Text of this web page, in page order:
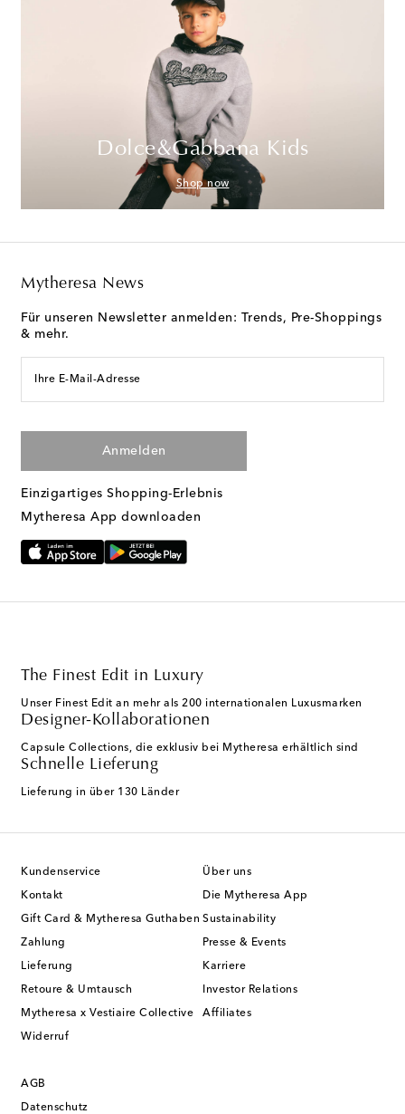
Dolce&Gabbana Kids
Shop now
Mytheresa News
Für unseren Newsletter anmelden: Trends, Pre-Shoppings
& mehr.
Ihre E-Mail-Adresse
Anmelden
Einzigartiges Shopping-Erlebnis
Mytheresa App downloaden
The Finest Edit in Luxury
Unser Finest Edit an mehr als 200 internationalen Luxusmarken
Designer-Kollaborationen
Capsule Collections, die exklusiv bei Mytheresa erhältlich sind
Schnelle Lieferung
Lieferung in über 130 Länder
Kundenservice
Kontakt
Gift Card & Mytheresa Guthaben
Zahlung
Lieferung
Retoure & Umtausch
Mytheresa x Vestiaire Collective
Widerruf
Über uns
Die Mytheresa App
Sustainability
Presse & Events
Karriere
Investor Relations
Affiliates
AGB
Datenschutz